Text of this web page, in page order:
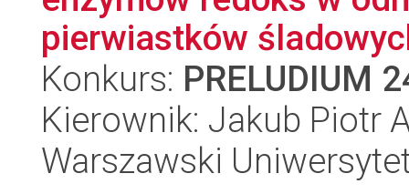
pierwiastków
Konkurs: PRELUDIUM
Kierownik: Jakub Piotr
Warszawski